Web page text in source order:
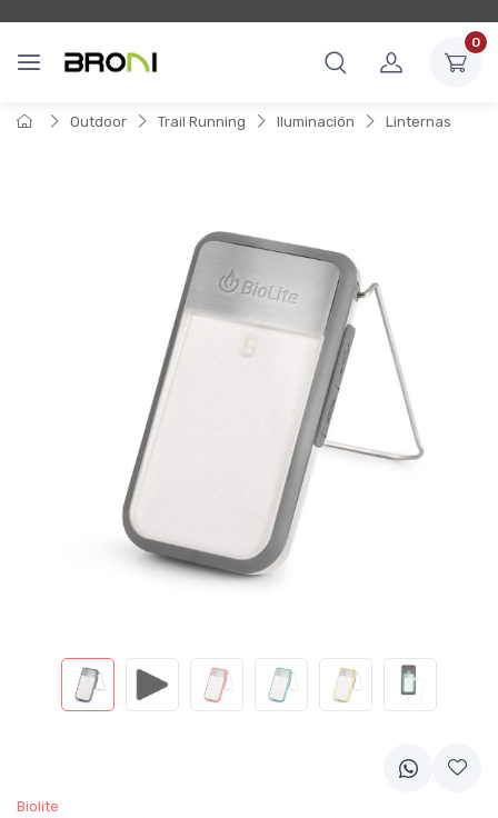
0
Outdoor Trail Running Iluminación Linternas
Biolite